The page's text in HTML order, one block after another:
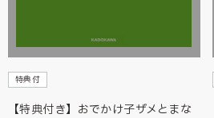
特典付
【特典付き】おでかけ子ザメとまな